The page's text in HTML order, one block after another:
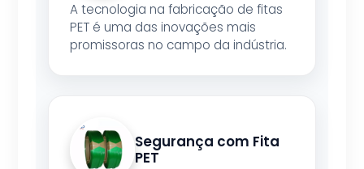
A tecnologia na fabricação de fitas
PET é uma das inovações mais
promissoras no campo da indústria.
Segurança com Fita
PET